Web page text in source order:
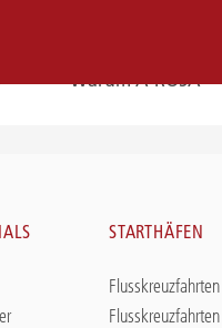
Warum A-ROSA
E-Mail:
STARTHÄFEN